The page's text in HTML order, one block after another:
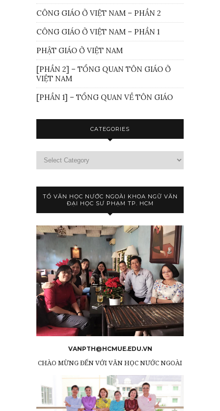
CÔNG GIÁO Ở VIỆT NAM – PHẦN 2
CÔNG GIÁO Ở VIỆT NAM – PHẦN 1
PHẬT GIÁO Ở VIỆT NAM
[PHẦN 2] – TỔNG QUAN TÔN GIÁO Ở
VIỆT NAM
[PHẦN 1] – TỔNG QUAN VỀ TÔN GIÁO
CATEGORIES
TỔ VĂN HỌC NƯỚC NGOÀI KHOA NGỮ VĂN
ĐẠI HỌC SƯ PHẠM TP. HCM
VANPTH@HCMUE.EDU.VN
CHÀO MỪNG ĐẾN VỚI VĂN HỌC NƯỚC NGOÀI